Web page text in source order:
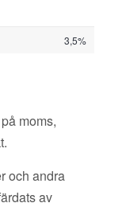
3,5%
moms,
och andra
av